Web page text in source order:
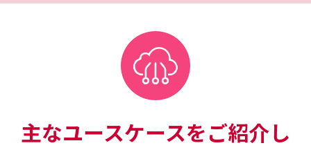
主なユースケースをご紹介し